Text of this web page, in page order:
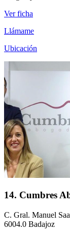
Ver ficha
Llámame
Ubicación
14. Cumbres
C. Gral. Manuel
6004.0 Badajoz